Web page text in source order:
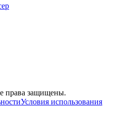
права защищены.
Условия использования